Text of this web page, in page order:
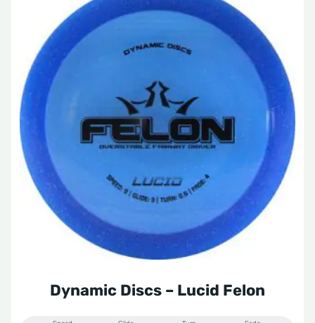
Dynamic Discs – Lucid Felon
product
heeft
meerdere
variaties.
Deze
optie
kan
gekozen
worden